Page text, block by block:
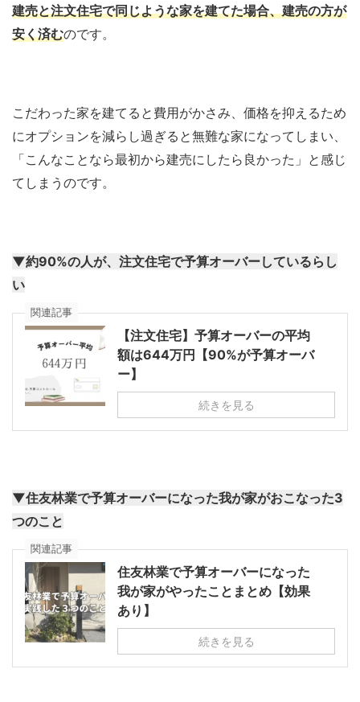
建売と注文住宅で同じような家を建てた場合、建売の方が
安く済むのです。
こだわった家を建てると費用がかさみ、価格を抑えるため
にオプションを減らし過ぎると無難な家になってしまい、
「こんなことなら最初から建売にしたら良かった」と感じ
てしまうのです。
▼約90%の人が、注文住宅で予算オーバーしているらし
い
関連記事
【注文住宅】予算オーバーの平均
額は644万円【90%が予算オーバ
ー】
続きを見る
▼住友林業で予算オーバーになった我が家がおこなった3
つのこと
関連記事
住友林業で予算オーバーになった
我が家がやったことまとめ【効果
あり】
続きを見る